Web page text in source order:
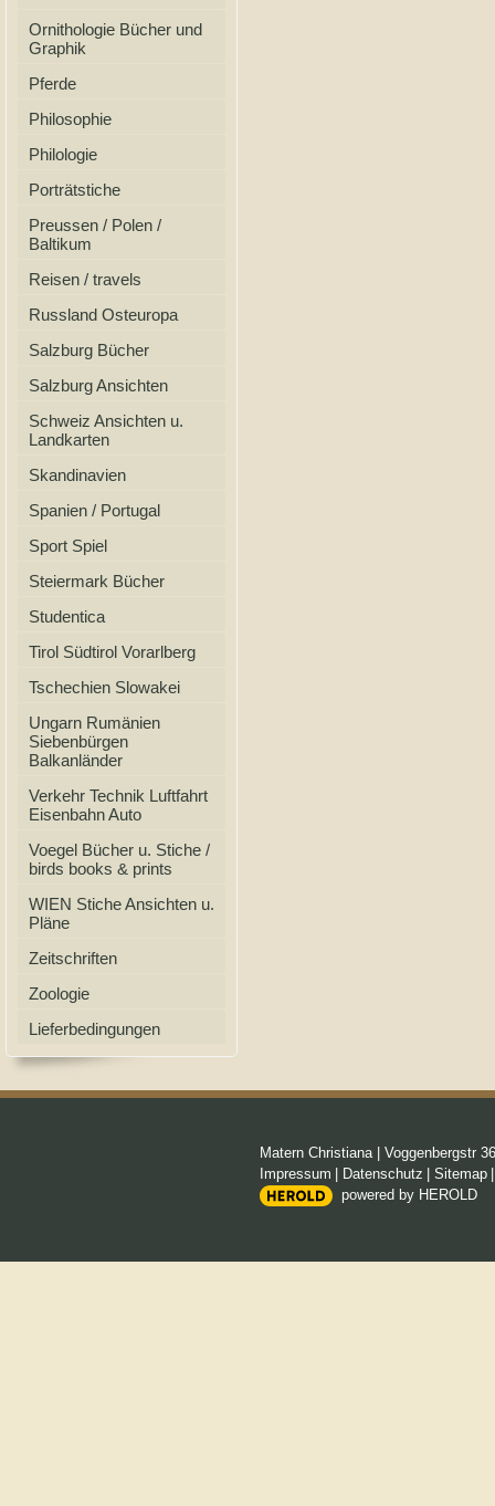
Ornithologie Bücher und
Graphik
Pferde
Philosophie
Philologie
Porträtstiche
Preussen / Polen /
Baltikum
Reisen / travels
Russland Osteuropa
Salzburg Bücher
Salzburg Ansichten
Schweiz Ansichten u.
Landkarten
Skandinavien
Spanien / Portugal
Sport Spiel
Steiermark Bücher
Studentica
Tirol Südtirol Vorarlberg
Tschechien Slowakei
Ungarn Rumänien
Siebenbürgen
Balkanländer
Verkehr Technik Luftfahrt
Eisenbahn Auto
Voegel Bücher u. Stiche /
birds books & prints
WIEN Stiche Ansichten u.
Pläne
Zeitschriften
Zoologie
Lieferbedingungen
Matern Christiana| Voggenbergstr 36
Impressum
Datenschutz Sitemap
powered by HEROLD